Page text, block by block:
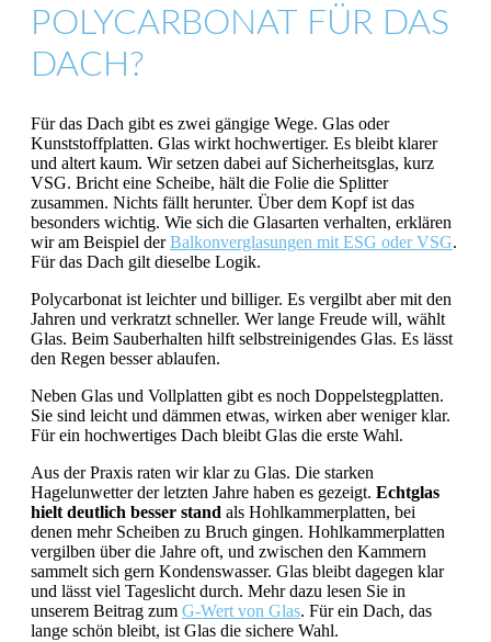
POLYCARBONAT FÜR DAS
DACH?
Für das Dach gibt es zwei gängige Wege. Glas oder
Kunststoffplatten. Glas wirkt hochwertiger. Es bleibt klarer
und altert kaum. Wir setzen dabei auf Sicherheitsglas, kurz
VSG. Bricht eine Scheibe, hält die Folie die Splitter
zusammen. Nichts fällt herunter. Über dem Kopf ist das
besonders wichtig. Wie sich die Glasarten verhalten, erklären
wir am Beispiel derBalkonverglasungen mit ESG oder VSG.
Für das Dach gilt dieselbe Logik.
Polycarbonat ist leichter und billiger. Es vergilbt aber mit den
Jahren und verkratzt schneller. Wer lange Freude will, wählt
Glas. Beim Sauberhalten hilft selbstreinigendes Glas. Es lässt
den Regen besser ablaufen.
Neben Glas und Vollplatten gibt es noch Doppelstegplatten.
Sie sind leicht und dämmen etwas, wirken aber weniger klar.
Für ein hochwertiges Dach bleibt Glas die erste Wahl.
Aus der Praxis raten wir klar zu Glas. Die starken
Hagelunwetter der letzten Jahre haben es gezeigt. Echtglas
hielt deutlich besser stand als Hohlkammerplatten, bei
denen mehr Scheiben zu Bruch gingen. Hohlkammerplatten
vergilben über die Jahre oft, und zwischen den Kammern
sammelt sich gern Kondenswasser. Glas bleibt dagegen klar
und lässt viel Tageslicht durch. Mehr dazu lesen Sie in
unserem Beitrag zum G-Wert von Glas. Für ein Dach, das
lange schön bleibt, ist Glas die sichere Wahl.